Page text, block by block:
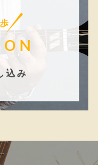
歩
込み